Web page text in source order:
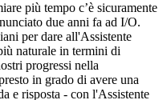
più tempo c’è sicuramente
due anni fa ad I/O.
per dare all'Assistente
naturale in termini di
progressi nella
in grado di avere una
e risposta - con l'Assistente